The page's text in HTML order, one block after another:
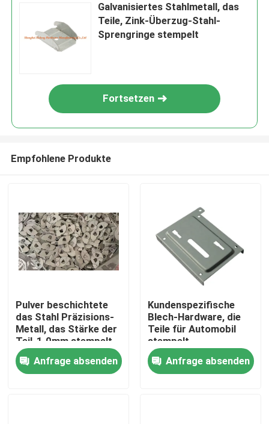
Galvanisiertes Stahlmetall, das
Teile, Zink-Überzug-Stahl-
Sprengringe stempelt
Fortsetzen
Empfohlene Produkte
Pulver beschichtete
das Stahl Präzisions-
Metall, das Stärke der
Teil-1.0mm stempelt
Anfrage absenden
Kundenspezifische
Blech-Hardware, die
Teile für Automobil
stempelt
Anfrage absenden